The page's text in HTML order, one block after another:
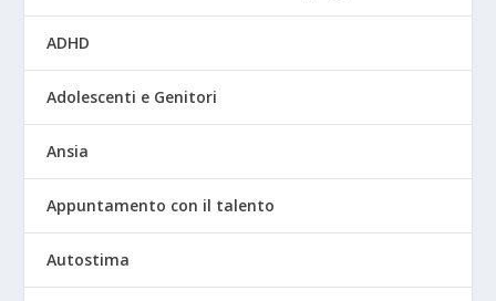
ADHD
Adolescenti e Genitori
Ansia
Appuntamento con il talento
Autostima